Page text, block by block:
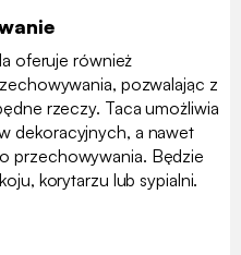
oferuje również
pozwalając z
rzeczy. Taca umożliwia
dekoracyjnych, a nawet
przechowywania. Będzie
korytarzu lub sypialni.